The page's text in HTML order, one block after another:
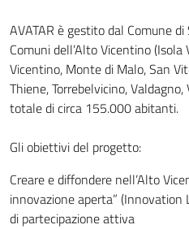
AVATAR è gestito dal Comune
Comuni dell’Alto Vicentino
Vicentino, Monte di Malo, San
Thiene, Torrebelvicino,
totale di circa 155.000 abitanti.
Gli obiettivi del progetto:
Creare e diffondere nell’Alto
innovazione aperta” (Innovation
di partecipazione attiva